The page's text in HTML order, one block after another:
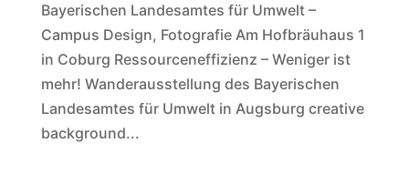
Bayerischen Landesamtes für Umwelt –
Campus Design, Fotografie Am Hofbräuhaus 1
in Coburg Ressourceneffizienz – Weniger ist
mehr! Wanderausstellung des Bayerischen
Landesamtes für Umwelt in Augsburg creative
background...